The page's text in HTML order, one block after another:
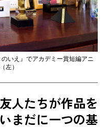
いえ』でアカデミー賞短編アニ
左）
人たちが作品を
いまだに一つの基